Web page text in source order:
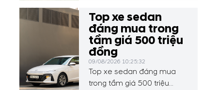
Top xe sedan
đáng mua trong
tầm giá 500 triệu
đồng
09/08/2026 10:25:32
Top xe sedan đáng mua
trong tầm giá 500 triệu